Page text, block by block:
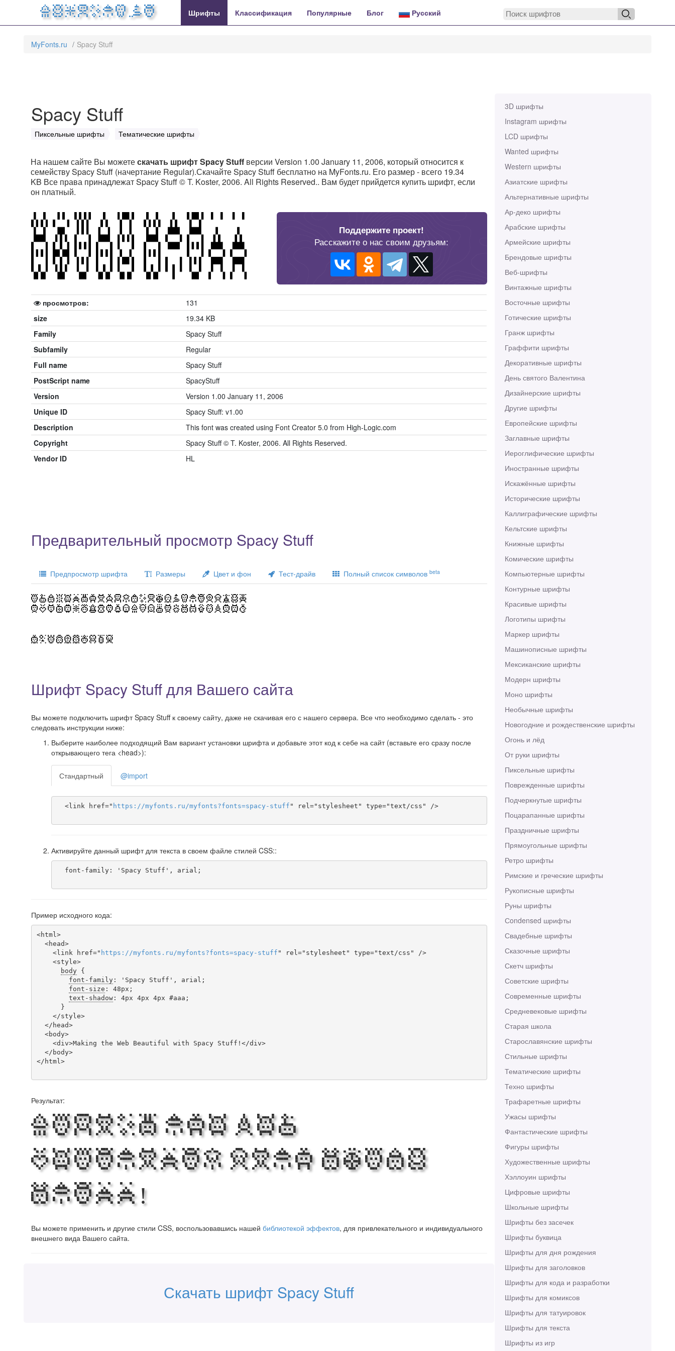
MyFonts.ru Шрифты Классификация Популярные Блог Русский
MyFonts.ru Spacy Stuff
3D шрифты
Instagram шрифты
LCD шрифты
Wanted шрифты
Western шрифты
Азиатские шрифты
Альтернативные шрифты
Ар-деко шрифты
Арабские шрифты
Армейские шрифты
Брендовые шрифты
Веб-шрифты
Винтажные шрифты
Восточные шрифты
Готические шрифты
Гранж шрифты
Граффити шрифты
Декоративные шрифты
День святого Валентина
Дизайнерские шрифты
Другие шрифты
Европейские шрифты
Заглавные шрифты
Иероглифические шрифты
Иностранные шрифты
Искажённые шрифты
Исторические шрифты
Каллиграфические шрифты
Кельтские шрифты
Книжные шрифты
Комические шрифты
Компьютерные шрифты
Контурные шрифты
Красивые шрифты
Логотипы шрифты
Маркер шрифты
Машинописные шрифты
Мексиканские шрифты
Модерн шрифты
Моно шрифты
Необычные шрифты
Новогодние и рождественские шрифты
Огонь и лёд
От руки шрифты
Пиксельные шрифты
Поврежденные шрифты
Подчеркнутые шрифты
Поцарапанные шрифты
Праздничные шрифты
Прямоугольные шрифты
Ретро шрифты
Римские и греческие шрифты
Рукописные шрифты
Руны шрифты
Сondensed шрифты
Свадебные шрифты
Сказочные шрифты
Скетч шрифты
Советские шрифты
Современные шрифты
Средневековые шрифты
Старая школа
Старославянские шрифты
Стильные шрифты
Тематические шрифты
Техно шрифты
Трафаретные шрифты
Ужасы шрифты
Фантастические шрифты
Фигуры шрифты
Художественные шрифты
Хэллоуин шрифты
Цифровые шрифты
Школьные шрифты
Шрифты без засечек
Шрифты буквица
Шрифты для дня рождения
Шрифты для заголовков
Шрифты для кода и разработки
Шрифты для комиксов
Шрифты для татуировок
Шрифты для текста
Шрифты из игр
Spacy Stuff
Пиксельные шрифты Тематические шрифты
На нашем сайте Вы можетескачать шрифт Spacy Stuff версии Version 1.00 January 11, 2006, который относится к
семейству Spacy Stuff (начертание Regular).Скачайте Spacy Stuff бесплатно на MyFonts.ru. Его размер - всего 19.34
KB Все права принадлежат Spacy Stuff © T. Koster, 2006. All Rights Reserved.. Вам будет прийдется купить шрифт, если
он платный.
Поддержите проект!
Расскажите о нас своим друзьям:
просмотров:
131
size
19.34 KB
Family
Spacy Stuff
Subfamily
Regular
Full name
Spacy Stuff
PostScript name
SpacyStuff
Version
Version 1.00 January 11, 2006
Unique ID
Spacy Stuff: v1.00
Description
This font was created using Font Creator 5.0 from High-Logic.com
Copyright
Spacy Stuff © T. Koster, 2006. All Rights Reserved.
Vendor ID
HL
Предварительный просмотр Spacy Stuff
Предпросмотр шрифта Размеры Цвет и фон Тест-драйв Полный список символов beta
Шрифт Spacy Stuff для Вашего сайта
Вы можете подключить шрифт Spacy Stuff к своему сайту, даже не скачивая его с нашего сервера. Все что необходимо сделать - это
следовать инструкции ниже:
Выберите наиболее подходящий Вам вариант установки шрифта и добавьте этот код к себе на сайт (вставьте его сразу после
открывающего тега <head>):
Стандартный @import
  <link href="
https ://myfonts . ru /myfonts?fonts=spacy-stuff " rel="stylesheet" type="text/css" />
Активируйте данный шрифт для текста в своем файле стилей CSS::
Пример исходного кода:
<html>
    <link href="
https ://myfonts . ru /myfonts?fonts=spacy-stuff " rel="stylesheet" type="text/css" />
body {
font-family: 'Spacy Stuff', arial;
font-size : 48px;
text-shadow: 4px 4px 4px #aaa;
</html>
Результат:
Making the Web
Beautiful with Spacy
Stuff!
Вы можете применить и другие стили CSS, воспользовавшись нашей библиотекой эффектов, для привлекательного и индивидуального
внешнего вида Вашего сайта.
Скачать шрифт Spacy Stuff